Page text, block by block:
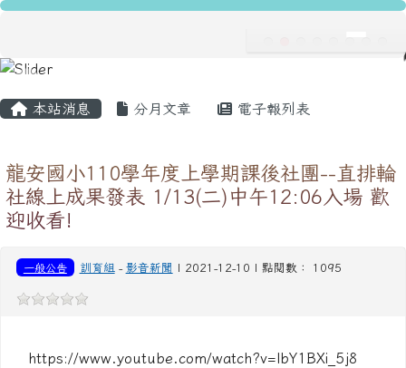
跳至主內容區
龍安國民小學
本站消息 分月文章 電子報列表
龍安國小110學年度上學期課後社團--直排輪
社線上成果發表 1/13(二)中午12:06入場 歡
迎收看!
一般公告 訓育組 - 影音新聞 | 2021-12-10 | 點閱數： 1095
https://www.youtube.com/watch?v=lbY1BXi_5j8